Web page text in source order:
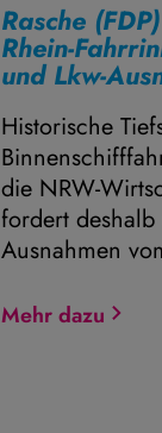
Rasche
Rhein-
und Lkw-
Historische
die NRW-
fordert
Ausnahmen
Mehr dazu